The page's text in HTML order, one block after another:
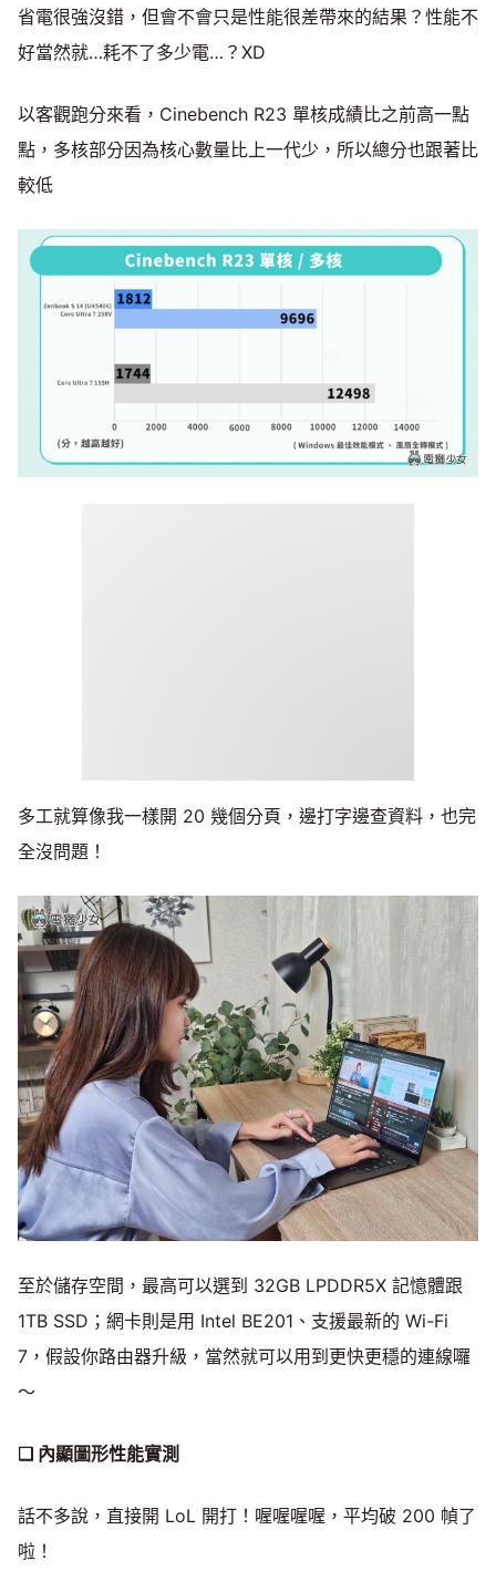
省電很強沒錯，但會不會只是性能很差帶來的結果？性能不
好當然就…耗不了多少電…？XD
以客觀跑分來看，Cinebench R23 單核成績比之前高一點
點，多核部分因為核心數量比上一代少，所以總分也跟著比
較低
多工就算像我一樣開 20 幾個分頁，邊打字邊查資料，也完
全沒問題！
至於儲存空間，最高可以選到 32GB LPDDR5X 記憶體跟
1TB SSD；網卡則是用 Intel BE201、支援最新的 Wi-Fi
7，假設你路由器升級，當然就可以用到更快更穩的連線囉
～
❑ 內顯圖形性能實測
話不多說，直接開 LoL 開打！喔喔喔喔，平均破 200 幀了
啦！